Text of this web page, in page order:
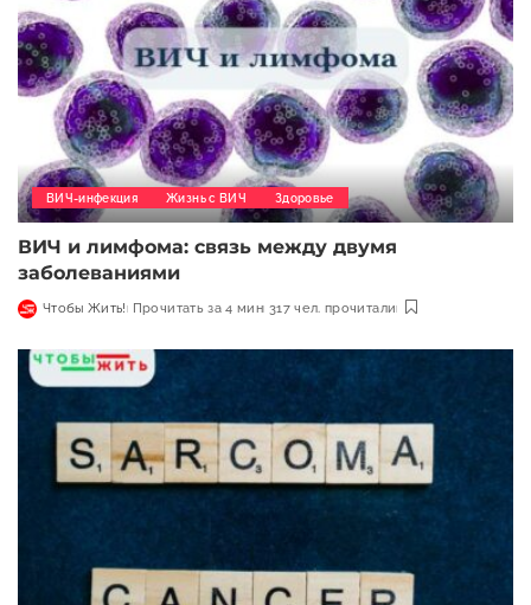
ВИЧ-инфекция Жизнь с ВИЧ Здоровье
ВИЧ и лимфома: связь между двумя
заболеваниями
Чтобы Жить! Прочитать за 4 мин 317 чел. прочитали